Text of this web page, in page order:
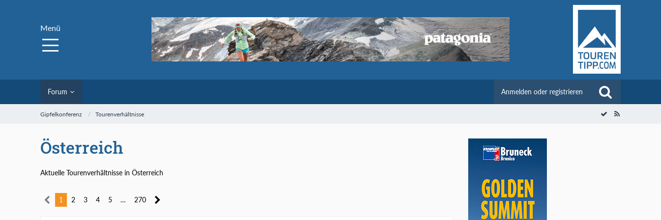
Menü
Forum Anmelden oder registrieren
Gipfelkonferenz Tourenverhältnisse
Österreich
Aktuelle Tourenverhältnisse in Österreich
1 2 3 4 5 … 270